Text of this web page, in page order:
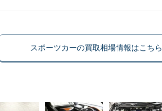
スポーツカーの買取相場情報はこちら